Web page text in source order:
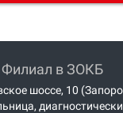
Филиал в ЗОКБ
шоссе, 10